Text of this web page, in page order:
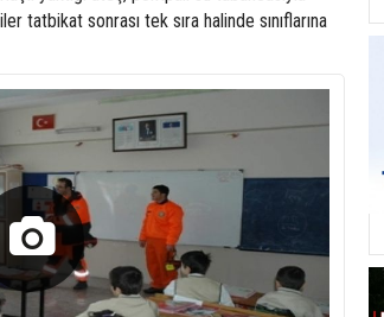
tatbikat sonrası tek sıra halinde sınıflarına